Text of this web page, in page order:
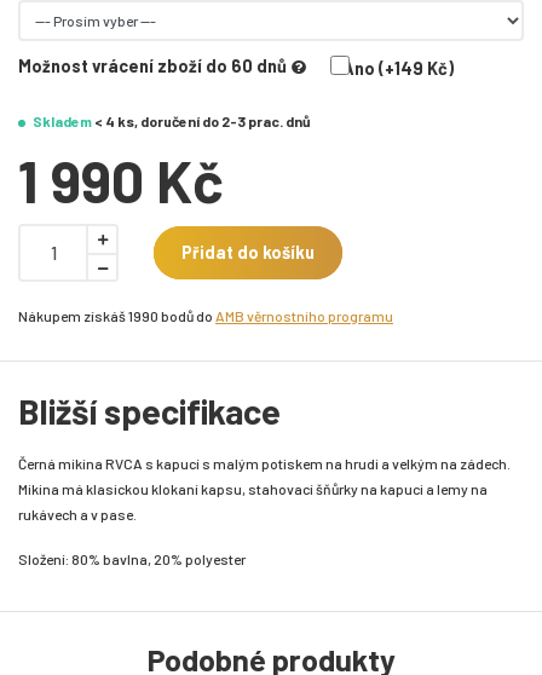
Možnost vrácení zboží do 60 dnů Ano (+149 Kč)
Skladem < 4 ks, doručení do 2-3 prac. dnů
1 990 Kč
Přidat do košíku
Nákupem získáš 1990 bodů do AMB věrnostního programu
Bližší specifikace
Černá mikina RVCA s kapucí s malým potiskem na hrudi a velkým na zádech.
Mikina má klasickou klokaní kapsu, stahovací šňůrky na kapuci a lemy na
rukávech a v pase.
Složení: 80% bavlna, 20% polyester
Podobné produkty